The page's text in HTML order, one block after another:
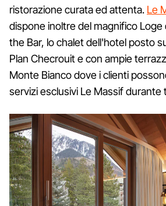
ristorazione curata ed attenta. Le
dispone inoltre del magnifico Loge
the Bar, lo chalet dell'hotel posto
Plan Checrouit e con ampie
Monte Bianco dove i clienti
servizi esclusivi Le Massif durante